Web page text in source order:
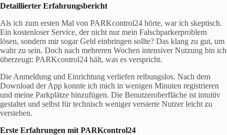
Detaillierter Erfahrungsbericht
Als ich zum ersten Mal von PARKcontrol24 hörte, war ich skeptisch.
Ein kostenloser Service, der nicht nur mein Falschparkerproblem
lösen, sondern mir sogar Geld einbringen sollte? Das klang zu gut, um
wahr zu sein. Doch nach mehreren Wochen intensiver Nutzung bin ich
überzeugt: PARKcontrol24 hält, was es verspricht.
Die Anmeldung und Einrichtung verliefen reibungslos. Nach dem
Download der App konnte ich mich in wenigen Minuten registrieren
und meine Parkplätze hinzufügen. Die Benutzeroberfläche ist intuitiv
gestaltet und selbst für technisch weniger versierte Nutzer leicht zu
verstehen.
Erste Erfahrungen mit PARKcontrol24